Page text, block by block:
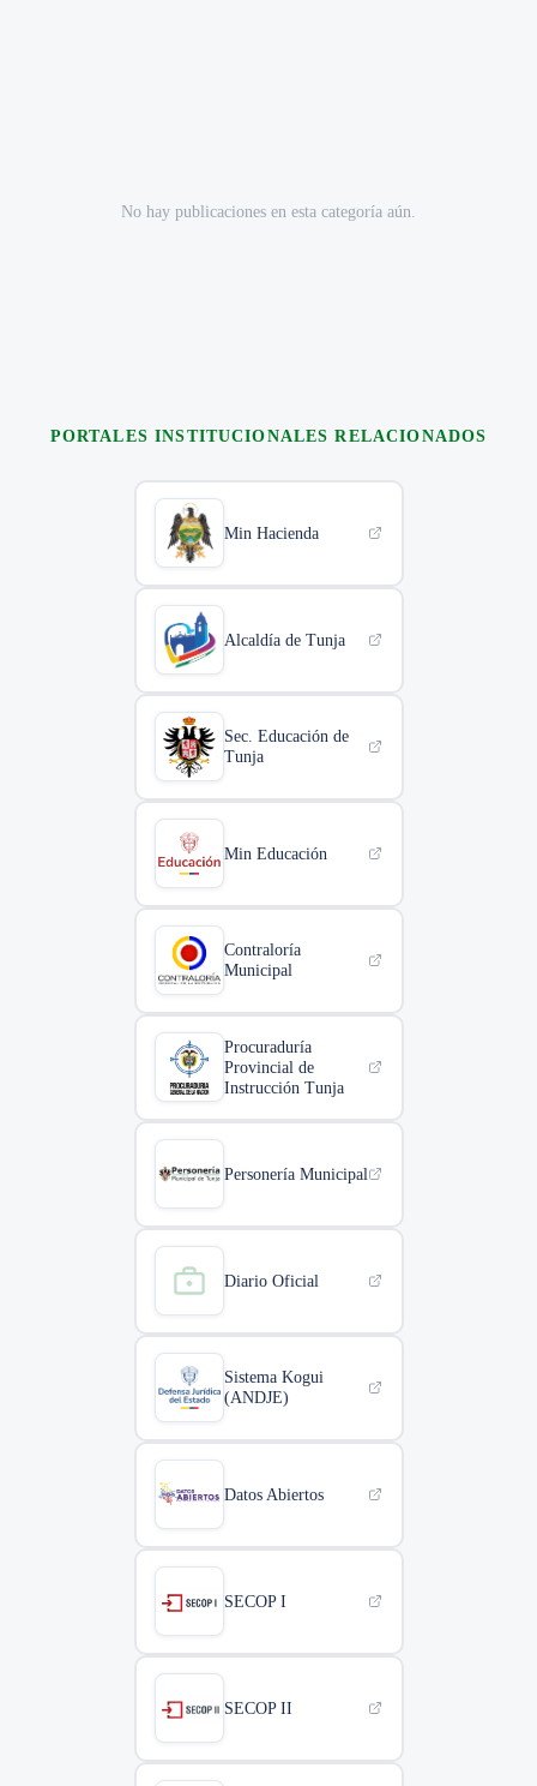
No hay publicaciones en esta categoría aún.
PORTALES INSTITUCIONALES RELACIONADOS
Min Hacienda
Alcaldía de Tunja
Sec. Educación de
Tunja
Min Educación
Contraloría
Municipal
Procuraduría
Provincial de
Instrucción Tunja
Personería Municipal
Diario Oficial
Sistema Kogui
(ANDJE)
Datos Abiertos
SECOP I
SECOP II